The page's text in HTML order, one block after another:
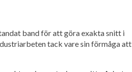
band för att göra exakta snitt i
tack vare sin förmåga att